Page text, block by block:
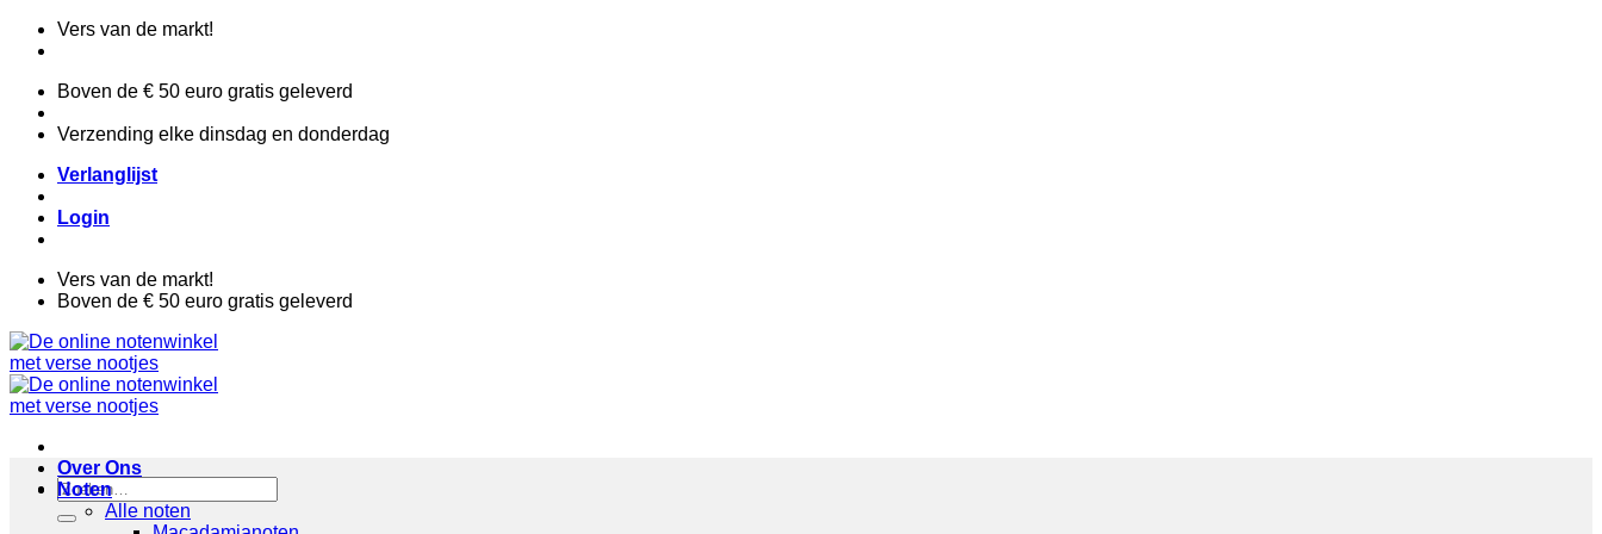
naar
Vers van de markt!
Boven de € 50 euro gratis geleverd
Verzending elke dinsdag en donderdag
Verlanglijst
Login
Vers van de markt!
Boven de € 50 euro gratis geleverd
Zoeken
naar:
Over Ons
Noten
Alle noten